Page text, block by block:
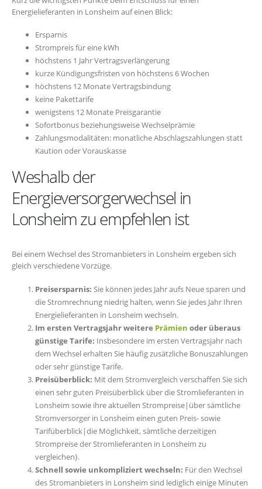
Energielieferanten in Lonsheim auf einen Blick:
Ersparnis
Strompreis für eine kWh
höchstens 1 Jahr Vertragsverlängerung
kurze Kündigungsfristen von höchstens 6 Wochen
höchstens 12 Monate Vertragsbindung
keine Pakettarife
wenigstens 12 Monate Preisgarantie
Sofortbonus beziehungsweise Wechselprämie
Zahlungsmodalitäten: monatliche Abschlagszahlungen statt
Kaution oder Vorauskasse
Weshalb der
Energieversorgerwechsel in
Lonsheim zu empfehlen ist
Bei einem Wechsel des Stromanbieters in Lonsheim ergeben sich
gleich verschiedene Vorzüge.
Preisersparnis: Sie können jedes Jahr aufs Neue sparen und
die Stromrechnung niedrig halten, wenn Sie jedes Jahr Ihren
Energielieferanten in Lonsheim wechseln.
Im ersten Vertragsjahr weitere Prämien oder überaus
günstige Tarife: Insbesondere im ersten Vertragsjahr nach
dem Wechsel erhalten Sie häufig zusätzliche Bonuszahlungen
oder sehr günstige Tarife.
Preisüberblick: Mit dem Stromvergleich verschaffen Sie sich
einen sehr guten Preisüberblick über die Stromlieferanten in
Lonsheim sowie ihre aktuellen Strompreise|über sämtliche
Stromversorger in Lonsheim einen guten Preis- sowie
Tarifüberblick|die Möglichkeit, sämtliche derzeitigen
Strompreise der Stromlieferanten in Lonsheim zu
vergleichen}.
Schnell sowie unkompliziert wechseln: Für den Wechsel
des Stromanbieters in Lonsheim sind lediglich einige Minuten